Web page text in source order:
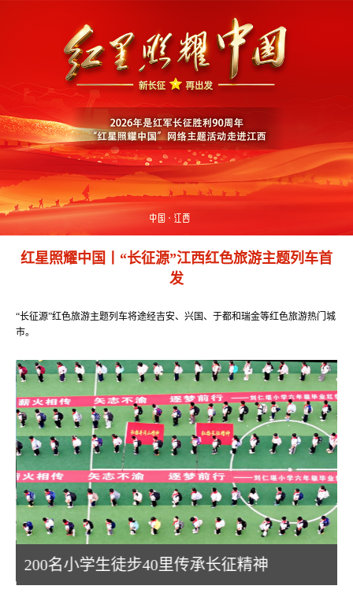
红星照耀中国丨“长征源”江西红色旅游主题列车首
发
“长征源”红色旅游主题列车将途经吉安、兴国、于都和瑞金等红色旅游热门城
市。
200名小学生徒步40里传承长征精神